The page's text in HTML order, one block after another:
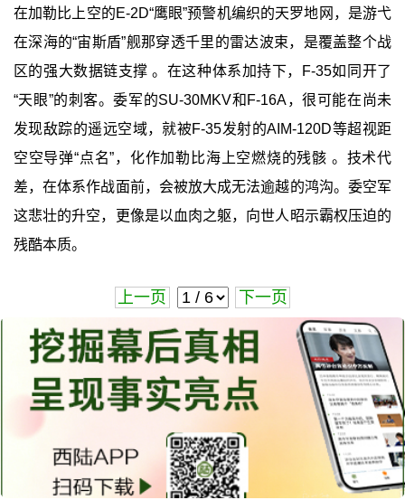
在加勒比上空的E-2D“鹰眼”预警机编织的天罗地网，是游弋
在深海的“宙斯盾”舰那穿透千里的雷达波束，是覆盖整个战
区的强大数据链支撑 。在这种体系加持下，F-35如同开了
“天眼”的刺客。委军的SU-30MKV和F-16A，很可能在尚未
发现敌踪的遥远空域，就被F-35发射的AIM-120D等超视距
空空导弹“点名”，化作加勒比海上空燃烧的残骸 。技术代
差，在体系作战面前，会被放大成无法逾越的鸿沟。委空军
这悲壮的升空，更像是以血肉之躯，向世人昭示霸权压迫的
残酷本质。
上一页 下一页